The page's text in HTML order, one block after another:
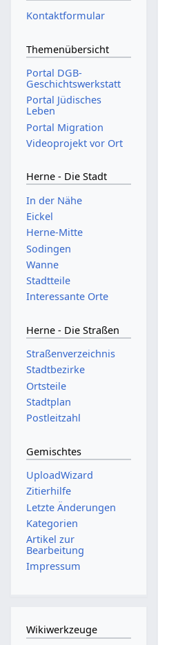
Kontaktformular
Themenübersicht
Portal DGB-
Geschichtswerkstatt
Portal Jüdisches
Leben
Portal Migration
Videoprojekt vor Ort
Herne - Die Stadt
In der Nähe
Eickel
Herne-Mitte
Sodingen
Wanne
Stadtteile
Interessante Orte
Herne - Die Straßen
Straßenverzeichnis
Stadtbezirke
Ortsteile
Stadtplan
Postleitzahl
Gemischtes
UploadWizard
Zitierhilfe
Letzte Änderungen
Kategorien
Artikel zur
Bearbeitung
Impressum
Wikiwerkzeuge